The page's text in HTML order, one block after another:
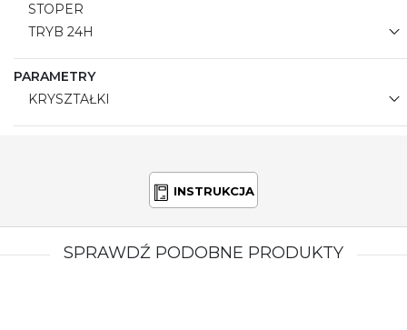
STOPER
TRYB 24H
PARAMETRY
KRYSZTAŁKI
INSTRUKCJA
SPRAWDŹ PODOBNE PRODUKTY